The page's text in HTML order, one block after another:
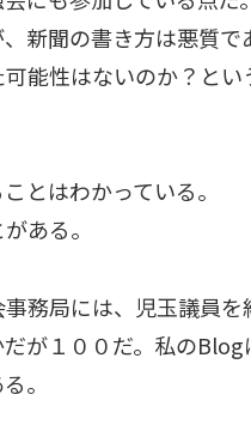
新聞の書き方は悪質
能性はないのか？とい
とはわかっている。
ある。
務局には、児玉議員
が１００だ。私の
。